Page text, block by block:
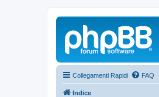
Collegamenti Rapidi FAQ
Indice